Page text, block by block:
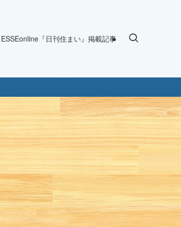
ESSEonline『日刊住まい』掲載記事